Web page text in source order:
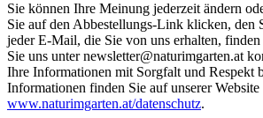
Sie können Ihre Meinung jederzeit ändern
Sie auf den Abbestellungs-Link klicken, den
jeder E-Mail, die Sie von uns erhalten,
Sie uns unter newsletter@naturimgarten.at
Ihre Informationen mit Sorgfalt und Respekt
Informationen finden Sie auf unserer Website
www.naturimgarten.at/datenschutz.